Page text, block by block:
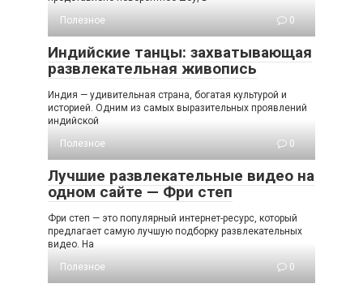
Полезное
0
Индийские танцы: захватывающая
развлекательная живопись
Индия — удивительная страна, богатая культурой и
историей. Одним из самых выразительных проявлений
индийской
Полезное
0
Лучшие развлекательные видео на
одном сайте — Фри степ
Фри степ — это популярный интернет-ресурс, который
предлагает самую лучшую подборку развлекательных
видео. На
Полезное
0